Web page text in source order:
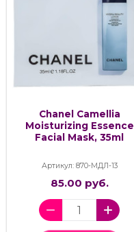
Chanel Camellia
Moisturizing Essence
Facial Mask, 35ml
Артикул: 870-МДЛ-13
85.00 руб.